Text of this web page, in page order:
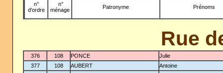
n°
d'ordre
-n°
ménage
Patronyme Prénoms
Rue
376 108 PONCE
Julie
377
108 AUBERT
Antoine